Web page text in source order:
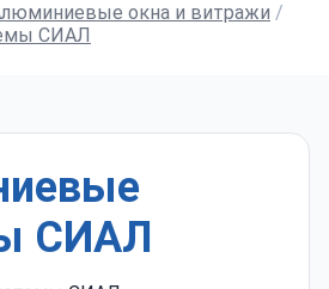
окна и витражи /
СИАЛ
СИАЛ